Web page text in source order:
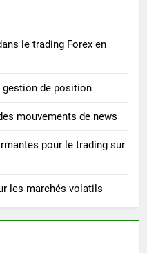
le trading Forex en
gestion de position
mouvements de news
pour le trading sur
les marchés volatils